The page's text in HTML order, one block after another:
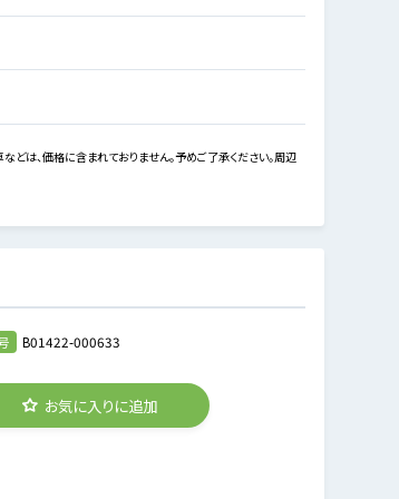
は、価格に含まれておりません。予めご了承ください。周辺
B01422-000633
お気に入りに追加